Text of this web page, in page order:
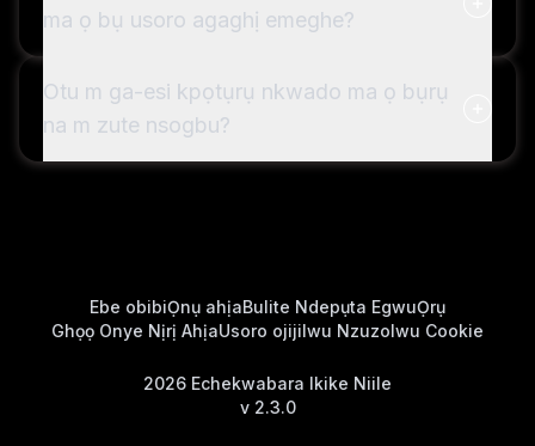
ma ọ bụ usoro agaghị emeghe?
Otu m ga-esi kpọtụrụ nkwado ma ọ bụrụ
na m zute nsogbu?
Ebe obibiỌnụ ahịaBulite Ndepụta EgwuỌrụ
Ghọọ Onye Nịrị AhịaUsoro ojijiIwu NzuzoIwu Cookie
2026 Echekwabara Ikike Niile
v 2.3.0